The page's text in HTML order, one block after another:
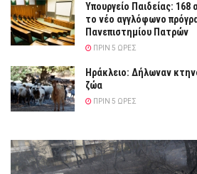
Υπουργείο Παιδείας: 168
το νέο αγγλόφωνο
Πανεπιστημίου Πατρών
ΠΡΙΝ 5 ΏΡΕΣ
Ηράκλειο: Δήλωναν
ζώα
ΠΡΙΝ 5 ΏΡΕΣ